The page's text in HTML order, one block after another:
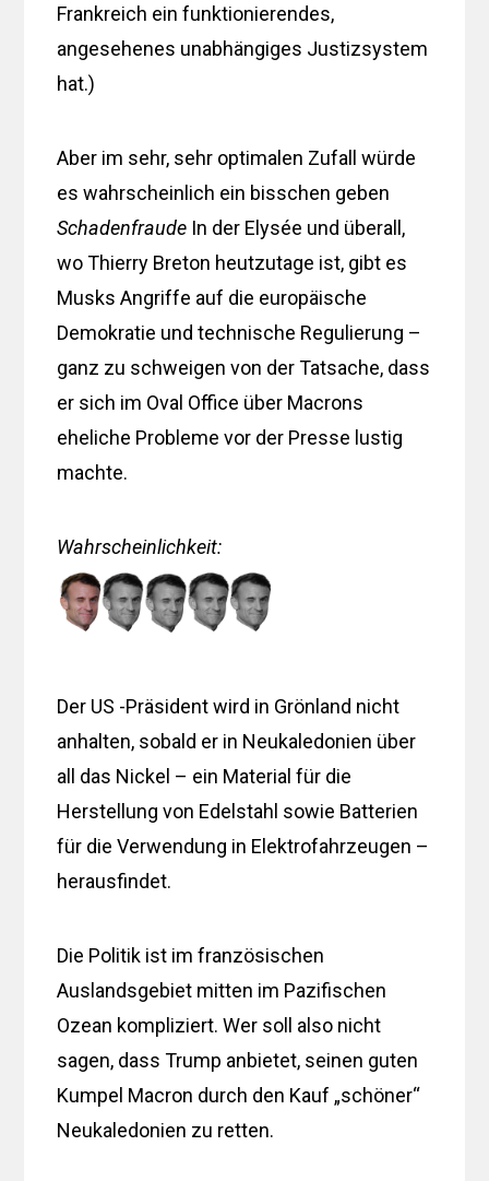
Frankreich ein funktionierendes,
angesehenes unabhängiges Justizsystem
hat.)
Aber im sehr, sehr optimalen Zufall würde
es wahrscheinlich ein bisschen geben
Schadenfraude In der Elysée und überall,
wo Thierry Breton heutzutage ist, gibt es
Musks Angriffe auf die europäische
Demokratie und technische Regulierung –
ganz zu schweigen von der Tatsache, dass
er sich im Oval Office über Macrons
eheliche Probleme vor der Presse lustig
machte.
Wahrscheinlichkeit:
Der US -Präsident wird in Grönland nicht
anhalten, sobald er in Neukaledonien über
all das Nickel – ein Material für die
Herstellung von Edelstahl sowie Batterien
für die Verwendung in Elektrofahrzeugen –
herausfindet.
Die Politik ist im französischen
Auslandsgebiet mitten im Pazifischen
Ozean kompliziert. Wer soll also nicht
sagen, dass Trump anbietet, seinen guten
Kumpel Macron durch den Kauf „schöner“
Neukaledonien zu retten.